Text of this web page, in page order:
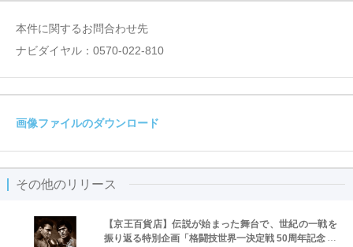
本件に関するお問合わせ先
ナビダイヤル：0570-022-810
画像ファイルのダウンロード
その他のリリース
【京王百貨店】伝説が始まった舞台で、世紀の一戦を
振り返る特別企画「格闘技世界一決定戦 50周年記念 ア